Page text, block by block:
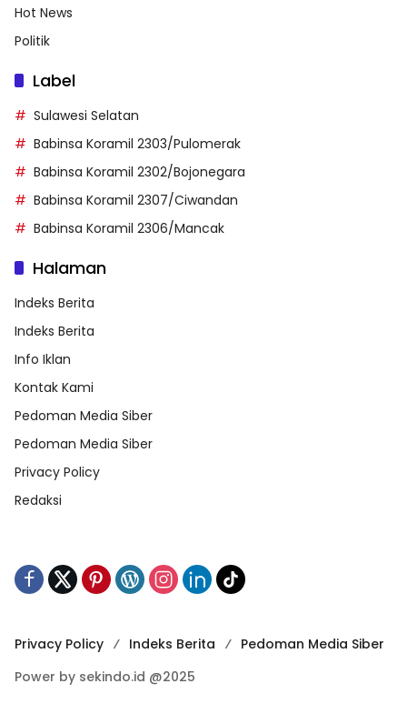
Hot News
Politik
Label
Sulawesi Selatan
Babinsa Koramil 2303/Pulomerak
Babinsa Koramil 2302/Bojonegara
Babinsa Koramil 2307/Ciwandan
Babinsa Koramil 2306/Mancak
Halaman
Indeks Berita
Indeks Berita
Info Iklan
Kontak Kami
Pedoman Media Siber
Pedoman Media Siber
Privacy Policy
Redaksi
Privacy Policy Indeks Berita
Pedoman Media Siber
Power by sekindo.id @2025